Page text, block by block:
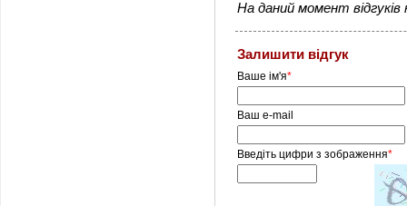
На даний момент відгуків
Залишити відгук
Ваше ім'я*
Ваш e-mail
Введіть цифри з зображення*